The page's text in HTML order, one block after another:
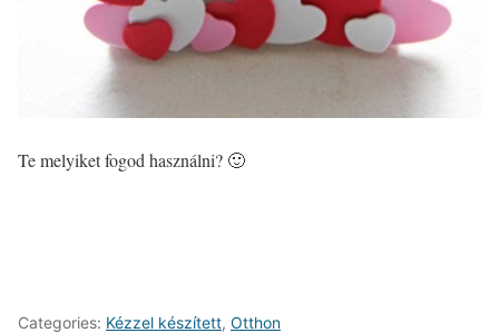
Te melyiket fogod használni? 🙂
Categories: Kézzel készített, Otthon